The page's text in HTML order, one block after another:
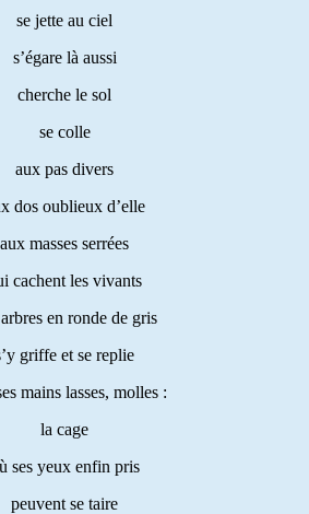
se jette au ciel
s’égare là aussi
cherche le sol
se colle
aux pas divers
dos oublieux d’elle
aux masses serrées
cachent les vivants
en ronde de gris
griffe et se replie
mains lasses, molles :
la cage
ses yeux enfin pris
peuvent se taire